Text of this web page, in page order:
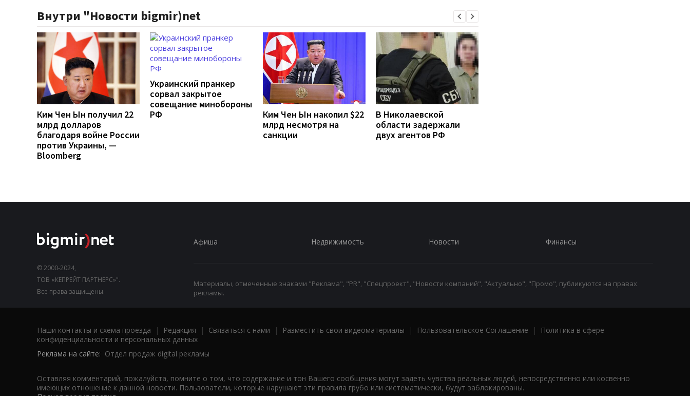
Внутри "Новости bigmir)net
Ким Чен Ын получил 22
млрд долларов
благодаря войне России
против Украины, —
Bloomberg
Украинский пранкер
сорвал закрытое
совещание минобороны
РФ
Ким Чен Ын накопил $22
млрд несмотря на
санкции
В Николаевской
области задержали
двух агентов РФ
© 2000-2024,
ТОВ «КЕПРЕЙТ ПАРТНЕРС»".
Все права защищены.
Афиша Недвижимость Новости Финансы
Материалы, отмеченные знаками "Реклама", "PR", "Спецпроект", "Новости компаний", "Актуально", "Промо", публикуются на правах
рекламы.
Наши контакты и схема проезда | Редакция | Связаться с нами | Разместить свои видеоматериалы | Пользовательское Соглашение |
Политика в сфере
конфиденциальности и персональных данных
Реклама на сайте: Отдел продаж digital рекламы
Оставляя комментарий, пожалуйста, помните о том, что содержание и тон Вашего сообщения могут задеть чувства реальных людей, непосредственно или косвенно
имеющих отношение к данной новости. Пользователи, которые нарушают эти правила грубо или систематически, будут заблокированы.